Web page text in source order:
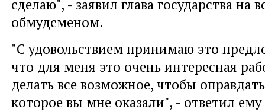
сделаю", - заявил глава государства на
обмудсменом.
"С удовольствием принимаю это
что для меня это очень интересная
делать все возможное, чтобы
которое вы мне оказали", - ответил